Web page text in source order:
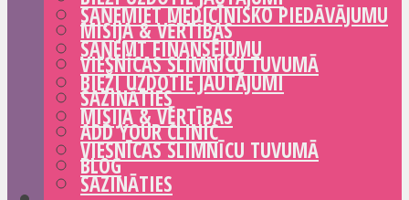
MISIJA & VĒRTĪBAS
VIESNĪCAS SLIMNĪCU TUVUMĀ
SAZINĀTIES
ADD YOUR CLINIC
BLOG
SAŅEMIET MEDICĪNISKO PIEDĀVĀJUMU
SAŅEMT FINANSĒJUMU
BIEŽI UZDOTIE JAUTĀJUMI
MISIJA & VĒRTĪBAS
VIESNĪCAS SLIMNĪCU TUVUMĀ
SAZINĀTIES